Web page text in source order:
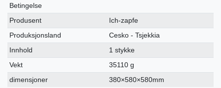
Betingelse
Produsent
Ich-zapfe
Produksjonsland
Cesko - Tsjekkia
Innhold
1 stykke
Vekt
35110 g
dimensjoner
380×580×580mm